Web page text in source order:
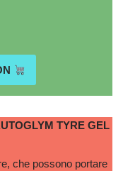
TYRE GEL
che possono portare